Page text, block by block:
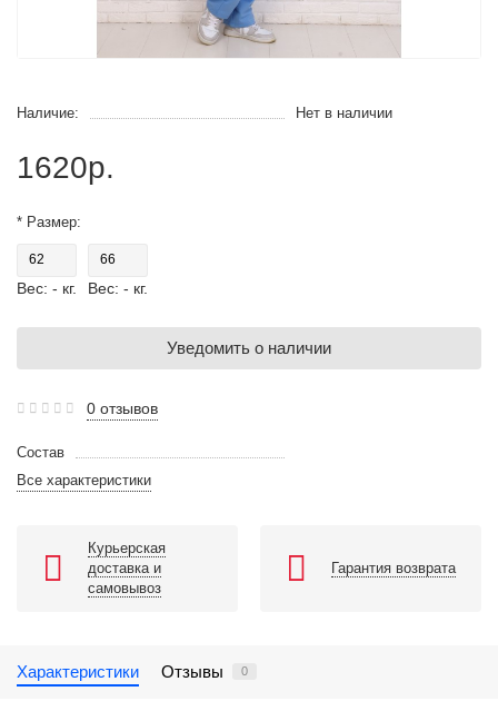
Наличие: Нет в наличии
1620р.
* Размер:
62
Вес: - кг.
66
Вес: - кг.
Уведомить о наличии
0 отзывов
Состав
Все характеристики
Курьерская
доставка и
самовывоз
Гарантия возврата
Характеристики Отзывы 0